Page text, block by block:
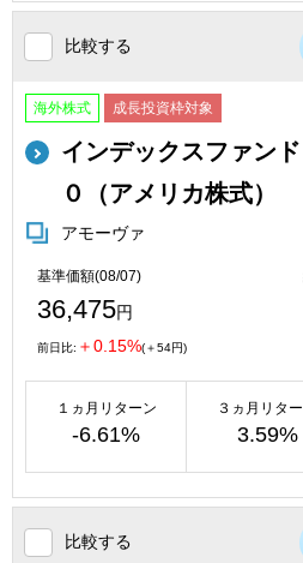
比較する
海外株式 成長投資枠対象
インデックスファン
０（アメリカ株式）
アモーヴァ
基準価額(08/07)
36,475円
前日比: ＋0.15%(＋54円)
１ヵ月リターン
-6.61%
３ヵ月リタ
3.59%
比較する